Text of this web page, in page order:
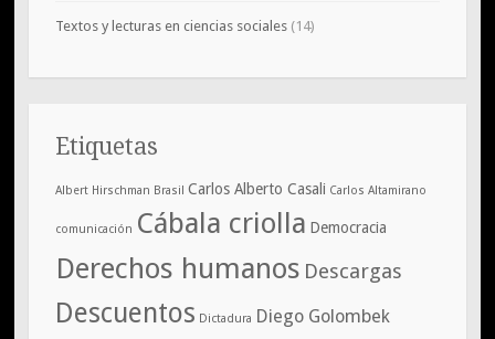
Textos y lecturas en ciencias sociales(14)
Etiquetas
Albert Hirschman Brasil Carlos Alberto Casali Carlos Altamirano
comunicación Cábala criolla Democracia
Derechos humanos Descargas
Descuentos Dictadura Diego Golombek